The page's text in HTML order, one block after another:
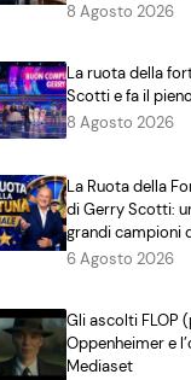
8 Agosto 2026
La ruota della
Scotti e fa il
8 Agosto 2026
La Ruota della
di Gerry Scotti:
grandi campioni
6 Agosto 2026
Gli ascolti FLOP
Oppenheimer e
Mediaset